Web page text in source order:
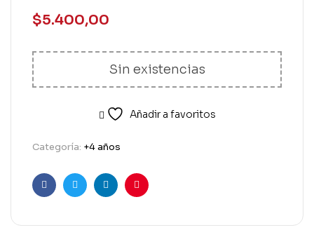
$5.400,00
Sin existencias
Añadir a favoritos
Categoría: +4 años
FacebookTwitterLinkedinPinterest